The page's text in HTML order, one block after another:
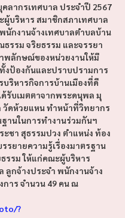
ลากรเทศบาล ประจำปี 2567
ผู้บริหาร สมาชิกสภาเทศบาล
นักงานจ้างเทศบาลตำบลบ้าน
ธรรม จริยธรรม และจรรยา
พลักษณ์ของหน่วยงานให้มี
งป้องกันและปราบปรามการ
ริหารกิจการบ้านเมืองที่ดี
รับเมตตาจากพระดนุพล มุ
วัดห้วยแหน ทำหน้าที่วิทยากร
านในการทำงานร่วมกันฯ
ชา สุธรรมปวง ตำแหน่ง ท้อง
รยายความรู้เรื่องมาตรฐาน
รรม ให้แก่คณะผู้บริหาร
ลูกจ้างประจำ พนักงานจ้าง
การ จำนวน 49 คน ณ
?